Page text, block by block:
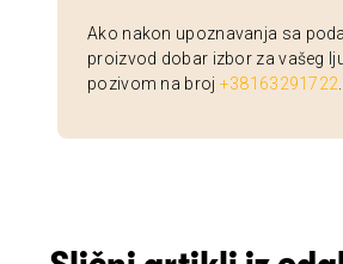
Ako nakon upoznavanja sa
proizvod dobar izbor za vašeg
pozivom na broj +38163291722